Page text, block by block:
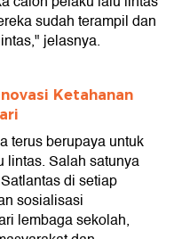
sudah terampil dan
jelasnya.
Ketahanan
terus berupaya untuk
lintas. Salah satunya
di setiap
sosialisasi
lembaga sekolah,